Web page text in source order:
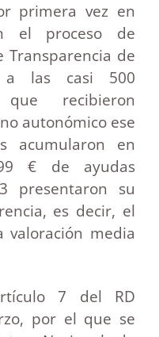
primera vez en
el proceso de
Transparencia de
a las casi 500
recibieron
autonómico ese
acumularon en
€ de ayudas
presentaron su
es decir, el
valoración media
7 del RD
por el que se